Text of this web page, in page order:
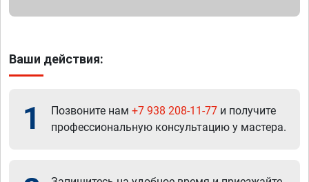
Ваши действия:
1 Позвоните нам +7 938 208-11-77 и получите
профессиональную консультацию у мастера.